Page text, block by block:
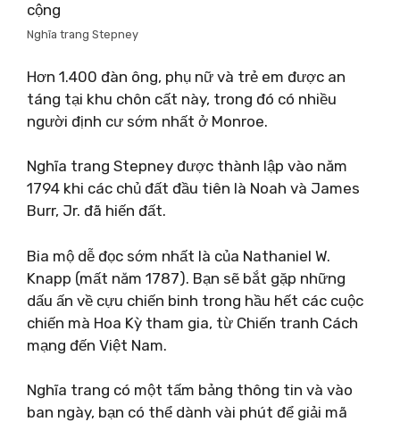
cộng
Nghĩa trang Stepney
Hơn 1.400 đàn ông, phụ nữ và trẻ em được an
táng tại khu chôn cất này, trong đó có nhiều
người định cư sớm nhất ở Monroe.
Nghĩa trang Stepney được thành lập vào năm
1794 khi các chủ đất đầu tiên là Noah và James
Burr, Jr. đã hiến đất.
Bia mộ dễ đọc sớm nhất là của Nathaniel W.
Knapp (mất năm 1787). Bạn sẽ bắt gặp những
dấu ấn về cựu chiến binh trong hầu hết các cuộc
chiến mà Hoa Kỳ tham gia, từ Chiến tranh Cách
mạng đến Việt Nam.
Nghĩa trang có một tấm bảng thông tin và vào
ban ngày, bạn có thể dành vài phút để giải mã